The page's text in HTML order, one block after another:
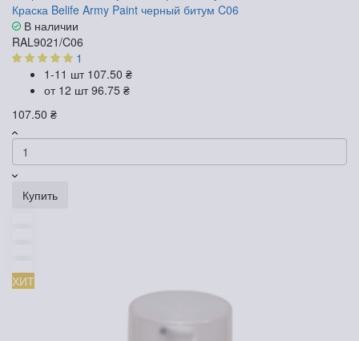
Краска Belife Army Paint черный битум C06
В наличии
RAL9021/C06
1
1-11 шт 107.50 ₴
от 12 шт96.75 ₴
107.50 ₴
Купить
ХИТ